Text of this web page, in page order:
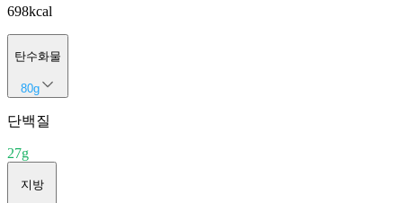
698kcal
탄수화물
80g
단백질
27g
지방